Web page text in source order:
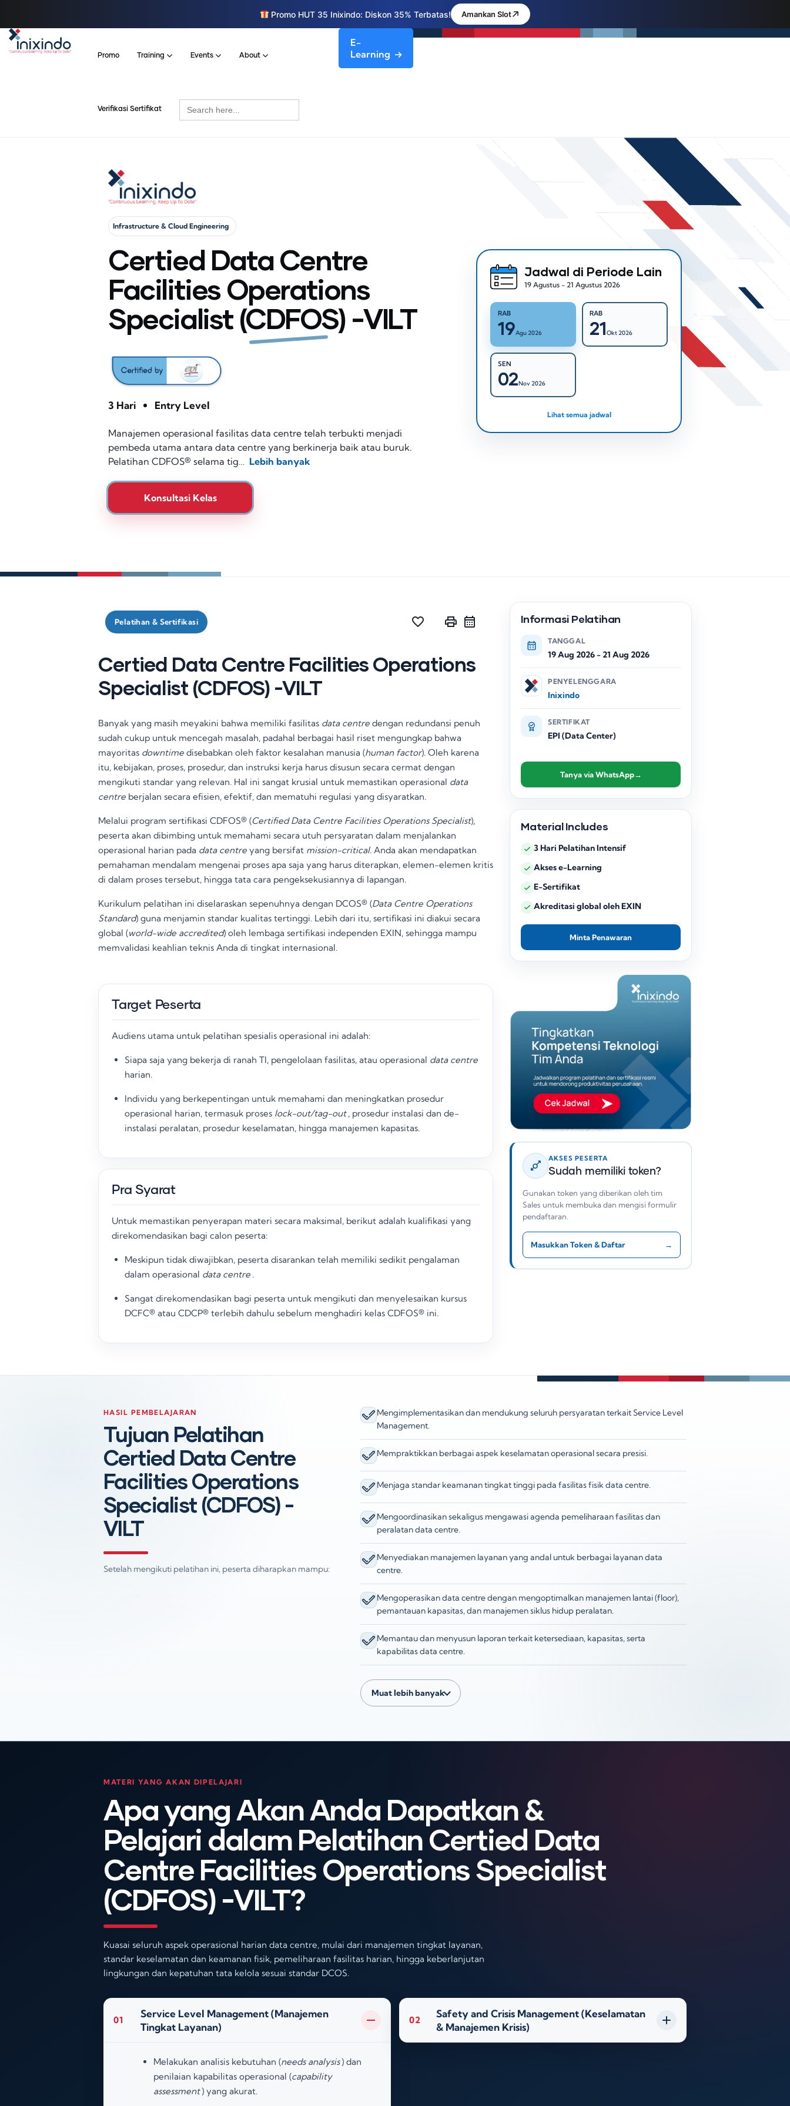
Promo HUT 35 Inixindo: Diskon 35% Terbatas! Amankan Slot
Promo Training Events About
Verifikasi Sertifikat
Search
for:
E-
Learning
Infrastructure & Cloud Engineering
Certied Data Centre
Facilities Operations
Specialist (CDFOS) -VILT
3 Hari Entry Level
Manajemen operasional fasilitas data centre telah terbukti menjadi
pembeda utama antara data centre yang berkinerja baik atau buruk.
Pelatihan CDFOS® selama tig… Lebih banyak
Konsultasi Kelas
Jadwal di Periode Lain
19 Agustus - 21 Agustus 2026
RAB
19Agu 2026
RAB
21Okt 2026
SEN
02Nov 2026
Lihat semua jadwal
Pelatihan & Sertifikasi favorite_border print
Certied Data Centre Facilities Operations
Specialist (CDFOS) -VILT
Banyak yang masih meyakini bahwa memiliki fasilitas data centre dengan redundansi penuh
sudah cukup untuk mencegah masalah, padahal berbagai hasil riset mengungkap bahwa
mayoritas downtime disebabkan oleh faktor kesalahan manusia (human factor). Oleh karena
itu, kebijakan, proses, prosedur, dan instruksi kerja harus disusun secara cermat dengan
mengikuti standar yang relevan. Hal ini sangat krusial untuk memastikan operasional data
centre berjalan secara efisien, efektif, dan mematuhi regulasi yang disyaratkan.
Melalui program sertifikasi CDFOS® (Certified Data Centre Facilities Operations Specialist),
peserta akan dibimbing untuk memahami secara utuh persyaratan dalam menjalankan
operasional harian pada data centre yang bersifat mission-critical. Anda akan mendapatkan
pemahaman mendalam mengenai proses apa saja yang harus diterapkan, elemen-elemen kritis
di dalam proses tersebut, hingga tata cara pengeksekusiannya di lapangan.
Kurikulum pelatihan ini diselaraskan sepenuhnya dengan DCOS® (Data Centre Operations
Standard) guna menjamin standar kualitas tertinggi. Lebih dari itu, sertifikasi ini diakui secara
global (world-wide accredited) oleh lembaga sertifikasi independen EXIN, sehingga mampu
memvalidasi keahlian teknis Anda di tingkat internasional.
Target Peserta
Audiens utama untuk pelatihan spesialis operasional ini adalah:
Siapa saja yang bekerja di ranah TI, pengelolaan fasilitas, atau operasional data centre
harian.
Individu yang berkepentingan untuk memahami dan meningkatkan prosedur
operasional harian, termasuk proses lock-out/tag-out , prosedur instalasi dan de-
instalasi peralatan, prosedur keselamatan, hingga manajemen kapasitas.
Pra Syarat
Untuk memastikan penyerapan materi secara maksimal, berikut adalah kualifikasi yang
direkomendasikan bagi calon peserta:
Meskipun tidak diwajibkan, peserta disarankan telah memiliki sedikit pengalaman
dalam operasional data centre .
Sangat direkomendasikan bagi peserta untuk mengikuti dan menyelesaikan kursus
DCFC® atau CDCP® terlebih dahulu sebelum menghadiri kelas CDFOS® ini.
Informasi Pelatihan
TANGGAL
19 Aug 2026- 21 Aug 2026
PENYELENGGARA
Inixindo
SERTIFIKAT
EPI (Data Center)
Tanya via WhatsApp→
Material Includes
3 Hari Pelatihan Intensif
Akses e-Learning
E-Sertifikat
Akreditasi global oleh EXIN
Minta Penawaran
AKSES PESERTA
Sudah memiliki token?
Gunakan token yang diberikan oleh tim
Sales untuk membuka dan mengisi formulir
pendaftaran.
Masukkan Token & Daftar →
HASIL PEMBELAJARAN
Tujuan Pelatihan
Certied Data Centre
Facilities Operations
Specialist (CDFOS) -
VILT
Setelah mengikuti pelatihan ini, peserta diharapkan mampu:
Mengimplementasikan dan mendukung seluruh persyaratan terkait Service Level
Management.
Mempraktikkan berbagai aspek keselamatan operasional secara presisi.
Menjaga standar keamanan tingkat tinggi pada fasilitas fisik data centre.
Mengoordinasikan sekaligus mengawasi agenda pemeliharaan fasilitas dan
peralatan data centre.
Menyediakan manajemen layanan yang andal untuk berbagai layanan data
centre.
Mengoperasikan data centre dengan mengoptimalkan manajemen lantai (floor),
pemantauan kapasitas, dan manajemen siklus hidup peralatan.
Memantau dan menyusun laporan terkait ketersediaan, kapasitas, serta
kapabilitas data centre.
Muat lebih banyak
MATERI YANG AKAN DIPELAJARI
Apa yang Akan Anda Dapatkan &
Pelajari dalam Pelatihan Certied Data
Centre Facilities Operations Specialist
(CDFOS) -VILT?
Kuasai seluruh aspek operasional harian data centre, mulai dari manajemen tingkat layanan,
standar keselamatan dan keamanan fisik, pemeliharaan fasilitas harian, hingga keberlanjutan
lingkungan dan kepatuhan tata kelola sesuai standar DCOS.
01
Service Level Management (Manajemen
Tingkat Layanan)
Melakukan analisis kebutuhan (needs analysis ) dan
penilaian kapabilitas operasional (capability
assessment ) yang akurat.
02
Safety and Crisis Management (Keselamatan
& Manajemen Krisis)